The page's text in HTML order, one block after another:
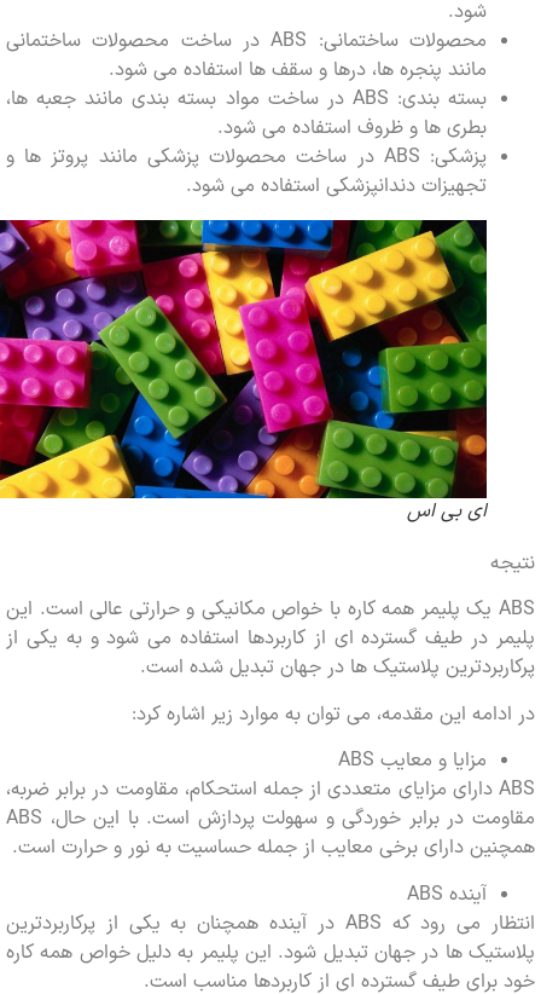
محصولات ساختمانی: ABS در ساخت محصولات ساختمانی
مانند پنجره ها، درها و سقف ها استفاده می شود.
بسته بندی: ABS در ساخت مواد بسته بندی مانند جعبه ها،
بطری ها و ظروف استفاده می شود.
پزشکی: ABS در ساخت محصولات پزشکی مانند پروتز ها و
تجهیزات دندانپزشکی استفاده می شود.
ای بی اس
ABS یک پلیمر همه کاره با خواص مکانیکی و حرارتی عالی است. این
در طیف گسترده ای از کاربردها استفاده می شود و به یکی از
پلاستیک ها در جهان تبدیل شده است.
این مقدمه، می توان به موارد زیر اشاره کرد:
مزایا و معایب ABS
ABS دارای مزایای متعددی از جمله استحکام، مقاومت در برابر ضربه،
مقاومت در برابر خوردگی و سهولت پردازش است. با این حال، ABS
دارای برخی معایب از جمله حساسیت به نور و حرارت است.
آینده ABS
انتظار می رود که ABS در آینده همچنان به یکی از پرکاربردترین
ها در جهان تبدیل شود. این پلیمر به دلیل خواص همه کاره
طیف گسترده ای از کاربردها مناسب است.